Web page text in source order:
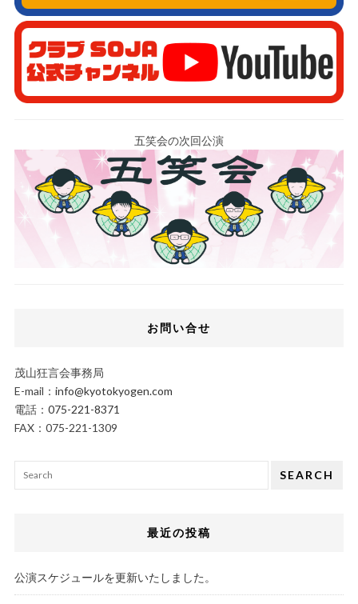
五笑会の次回公演
お問い合せ
茂山狂言会事務局
E-mail： info@kyotokyogen.com
電話： 075-221-8371
FAX：075-221-1309
SEARCH
最近の投稿
公演スケジュールを更新いたしました。